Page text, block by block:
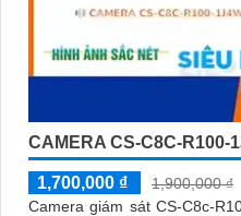
CAMERA CS-C8C-R100-
1,700,000 ₫
1,900,000 ₫
Camera giám sát CS-C8c-